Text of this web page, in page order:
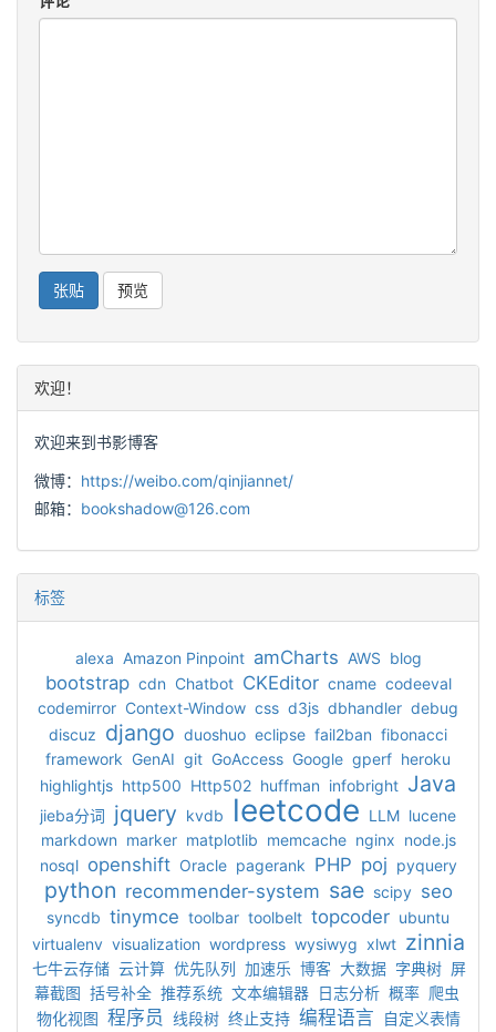
欢迎！
欢迎来到书影博客
微博： https://weibo.com/qinjiannet/
邮箱： bookshadow@126.com
标签
alexa Amazon Pinpoint amCharts AWS blog
bootstrap cdn Chatbot CKEditor cname codeeval
codemirror Context-Window css d3js dbhandler debug
discuz django duoshuo eclipse fail2ban fibonacci
framework GenAI git GoAccess Google gperf heroku
highlightjs http500 Http502 huffman infobright Java
jieba分词 jquery kvdb leetcode LLM lucene
markdown marker matplotlib memcache nginx node.js
nosql openshift Oracle pagerank PHP poj pyquery
python recommender-system sae scipy seo
syncdb tinymce toolbar toolbelt topcoder ubuntu
virtualenv visualization wordpress wysiwyg xlwt zinnia
七牛云存储 云计算 优先队列 加速乐 博客 大数据 字典树 屏
幕截图 括号补全 推荐系统 文本编辑器 日志分析 概率 爬虫
物化视图 程序员 线段树 终止支持 编程语言
自定义表情